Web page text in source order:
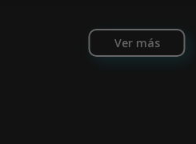
Ver más